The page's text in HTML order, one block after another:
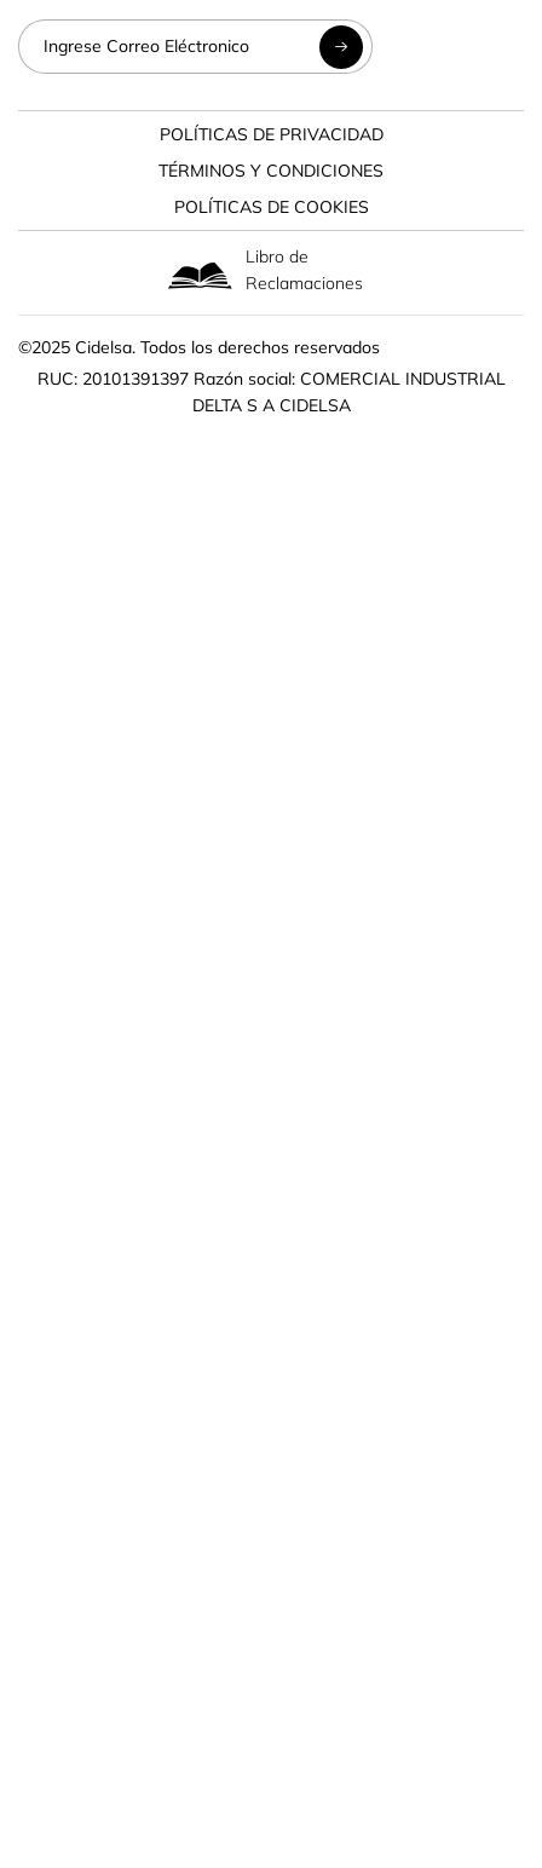
POLÍTICAS DE PRIVACIDAD
TÉRMINOS Y CONDICIONES
POLÍTICAS DE COOKIES
Libro de
Reclamaciones
©2025 Cidelsa. Todos los derechos reservados
RUC: 20101391397 Razón social: COMERCIAL INDUSTRIAL
DELTA S A CIDELSA